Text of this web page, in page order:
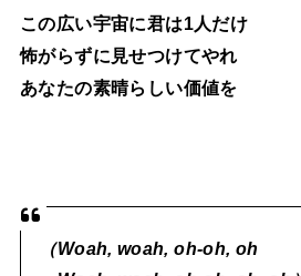
この広い宇宙に君は1人だけ
怖がらずに見せつけてやれ
あなたの素晴らしい価値を
（Woah, woah, oh-oh, oh